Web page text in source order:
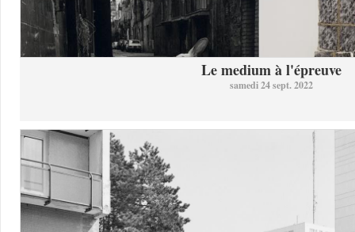
Le medium à l'épreuve
samedi 24 sept. 2022